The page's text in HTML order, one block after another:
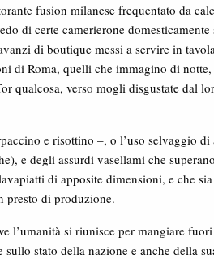
fusion milanese frequentato da
di certe camerierone domesticamente
di boutique messi a servire in
di Roma, quelli che immagino di
qualcosa, verso mogli disgustate dal
e risottino –, o l’uso selvaggio di
e degli assurdi vasellami che
di apposite dimensioni, e che
presto di produzione.
l’umanità si riunisce per mangiare fuori
stato della nazione e anche della